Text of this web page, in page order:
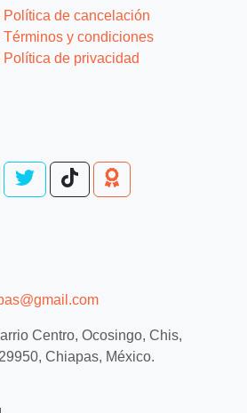
Política de cancelación
Términos y condiciones
Política de privacidad
Centro, Ocosingo, Chis,
Chiapas, México.